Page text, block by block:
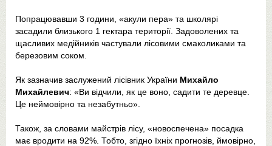
Попрацювавши 3 години, «акули пера» та школярі
засадили близького 1 гектара території. Задоволених та
щасливих медійників частували лісовими смаколиками та
березовим соком.
Як зазначив заслужений лісівник України Михайло
Михайлевич: «Ви відчили, як це воно, садити те деревце.
Це неймовірно та незабутньо».
Також, за словами майстрів лісу, «новоспечена» посадка
має вродити на 92%. Тобто, згідно їхніх прогнозів, ймовірно,